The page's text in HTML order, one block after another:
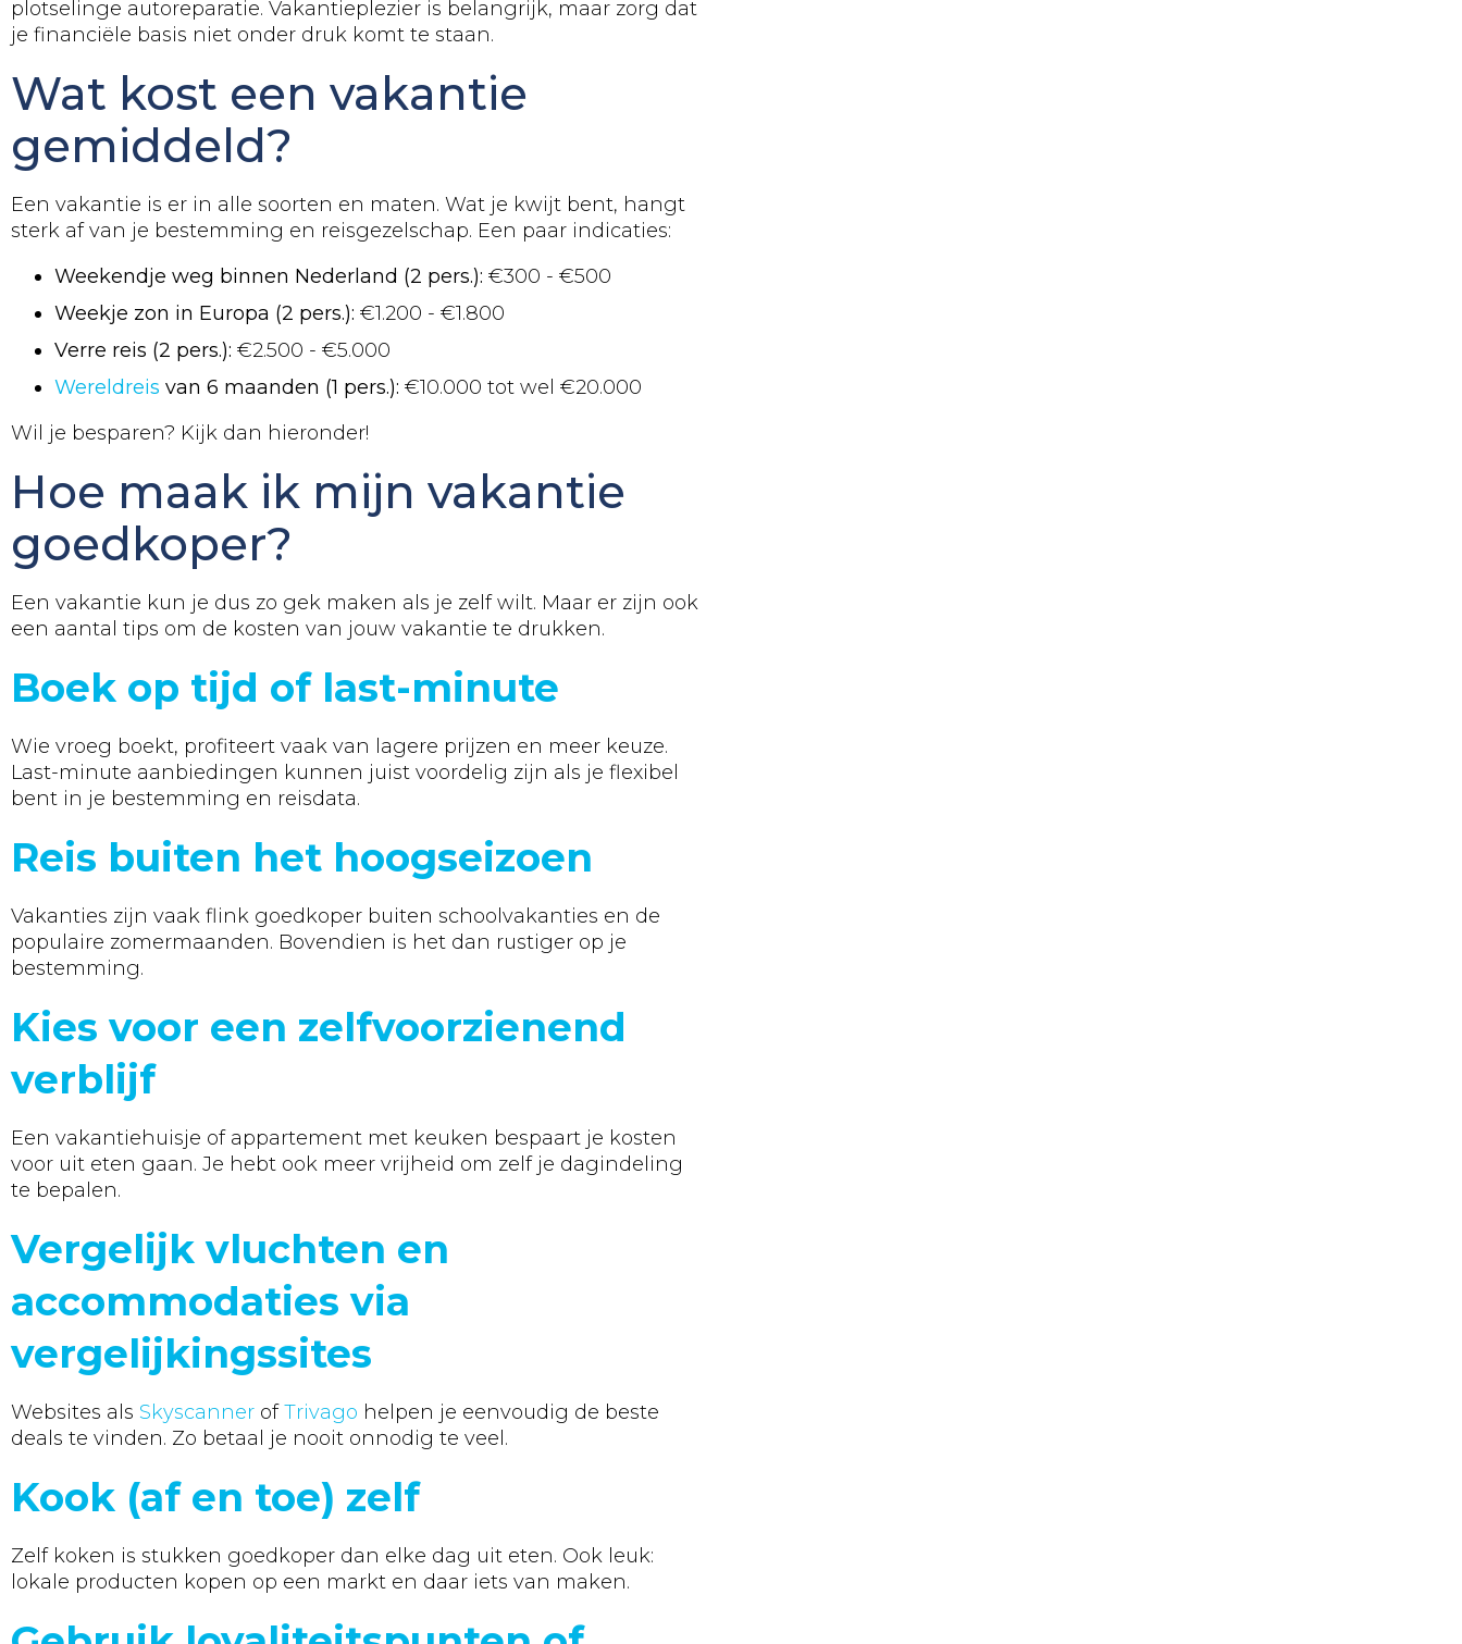
plotselinge autoreparatie. Vakantieplezier is belangrijk, maar zorg dat
je financiële basis niet onder druk komt te staan.
Wat kost een vakantie
gemiddeld?
Een vakantie is er in alle soorten en maten. Wat je kwijt bent, hangt
sterk af van je bestemming en reisgezelschap. Een paar indicaties:
Weekendje weg binnen Nederland (2 pers.): €300 - €500
Weekje zon in Europa (2 pers.): €1.200 - €1.800
Verre reis (2 pers.): €2.500 - €5.000
Wereldreis van 6 maanden (1 pers.): €10.000 tot wel €20.000
Wil je besparen? Kijk dan hieronder!
Hoe maak ik mijn vakantie
goedkoper?
Een vakantie kun je dus zo gek maken als je zelf wilt. Maar er zijn ook
een aantal tips om de kosten van jouw vakantie te drukken.
Boek op tijd of last-minute
Wie vroeg boekt, profiteert vaak van lagere prijzen en meer keuze.
Last-minute aanbiedingen kunnen juist voordelig zijn als je flexibel
bent in je bestemming en reisdata.
Reis buiten het hoogseizoen
Vakanties zijn vaak flink goedkoper buiten schoolvakanties en de
populaire zomermaanden. Bovendien is het dan rustiger op je
bestemming.
Kies voor een zelfvoorzienend
verblijf
Een vakantiehuisje of appartement met keuken bespaart je kosten
voor uit eten gaan. Je hebt ook meer vrijheid om zelf je dagindeling
te bepalen.
Vergelijk vluchten en
accommodaties via
vergelijkingssites
Websites als Skyscanner ofTrivago helpen je eenvoudig de beste
deals te vinden. Zo betaal je nooit onnodig te veel.
Kook (af en toe) zelf
Zelf koken is stukken goedkoper dan elke dag uit eten. Ook leuk:
lokale producten kopen op een markt en daar iets van maken.